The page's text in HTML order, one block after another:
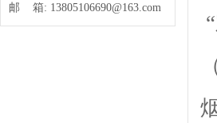
邮 箱: 13805106690@163.com